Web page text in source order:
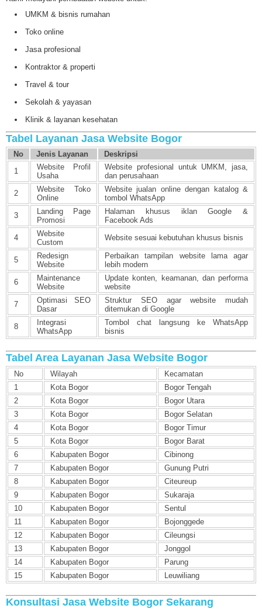
UMKM & bisnis rumahan
Toko online
Jasa profesional
Kontraktor & properti
Travel & tour
Sekolah & yayasan
Klinik & layanan kesehatan
Tabel Layanan Jasa Website Bogor
No Jenis Layanan
Deskripsi
1
Website Profil
Usaha
Website profesional untuk UMKM, jasa,
dan perusahaan
2
Website Toko
Online
Website jualan online dengan katalog &
tombol WhatsApp
3
Landing Page
Promosi
Halaman khusus iklan Google &
Facebook Ads
4
Website
Custom
Website sesuai kebutuhan khusus bisnis
5
Redesign
Website
Perbaikan tampilan website lama agar
lebih modern
6
Maintenance
Website
Update konten, keamanan, dan performa
website
7
Optimasi SEO
Dasar
Struktur SEO agar website mudah
ditemukan di Google
8
Integrasi
WhatsApp
Tombol chat langsung ke WhatsApp
bisnis
Tabel Area Layanan Jasa Website Bogor
No Wilayah
Kecamatan
1
Kota Bogor
Bogor Tengah
2
Kota Bogor
Bogor Utara
3
Kota Bogor
Bogor Selatan
4
Kota Bogor
Bogor Timur
5
Kota Bogor
Bogor Barat
6
Kabupaten Bogor
Cibinong
7
Kabupaten Bogor
Gunung Putri
8
Kabupaten Bogor
Citeureup
9
Kabupaten Bogor
Sukaraja
10
Kabupaten Bogor
Sentul
11
Kabupaten Bogor
Bojonggede
12
Kabupaten Bogor
Cileungsi
13
Kabupaten Bogor
Jonggol
14
Kabupaten Bogor
Parung
15
Kabupaten Bogor Leuwiliang
Konsultasi Jasa Website Bogor Sekarang